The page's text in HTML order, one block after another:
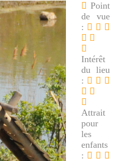
Point
de vue
:
Intérêt
du lieu
:
Attrait
pour
les
enfants
: